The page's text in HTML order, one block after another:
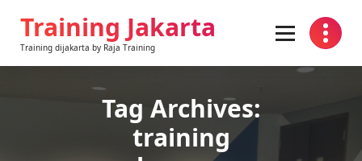
contentTraining Jakarta
Training dijakarta by Raja Training
Tag Archives:
training